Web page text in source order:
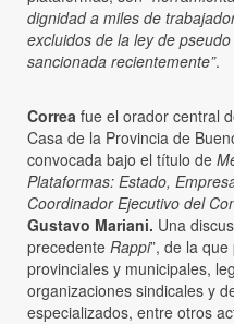
dignidad a miles de
excluidos de la ley de
sancionada recientemente”.
Correa fue el orador central
Casa de la Provincia de
convocada bajo el título de
Plataformas: Estado,
Coordinador Ejecutivo del
Gustavo Mariani. Una
precedente Rappi”, de la
provinciales y municipales,
organizaciones sindicales y
especializados, entre otros